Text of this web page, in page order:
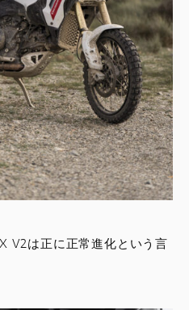
V2は正に正常進化という言